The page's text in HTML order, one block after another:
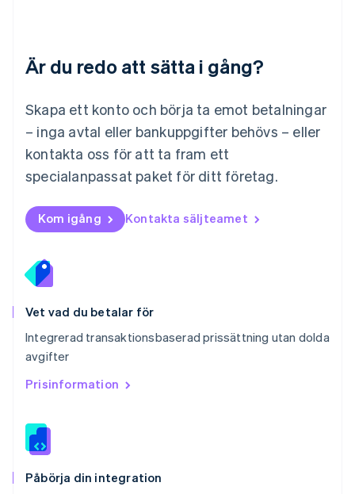
Är du redo att sätta i gång?
Skapa ett konto och börja ta emot betalningar
– inga avtal eller bankuppgifter behövs – eller
kontakta oss för att ta fram ett
specialanpassat paket för ditt företag.
Kom igång Kontakta säljteamet
Vet vad du betalar för
Integrerad transaktionsbaserad prissättning utan dolda
avgifter
Prisinformation
Påbörja din integration
Nederländerna
Norge
English
Nya Zeeland
English
English
Português English
Rumänien
Schweiz
Deutsch
English简体中文
English
Slovenien
English Italiano
Storbritannien
Sverige
SvenskaEnglish